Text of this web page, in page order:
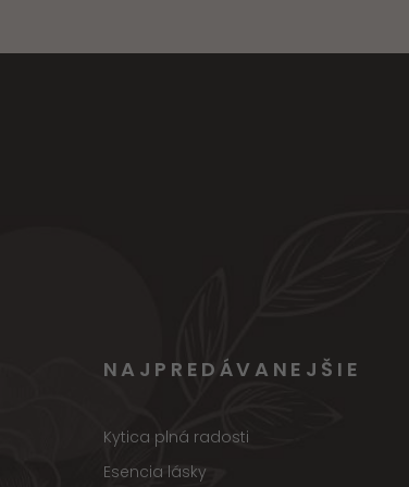
NAJPREDÁVANEJŠIE
Kytica plná radosti
Esencia lásky